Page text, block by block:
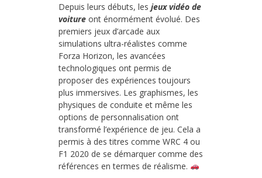
Depuis leurs débuts, les jeux vidéo de
voiture ont énormément évolué. Des
premiers jeux d’arcade aux
simulations ultra-réalistes comme
Forza Horizon, les avancées
technologiques ont permis de
proposer des expériences toujours
plus immersives. Les graphismes, les
physiques de conduite et même les
options de personnalisation ont
transformé l’expérience de jeu. Cela a
permis à des titres comme WRC 4 ou
F1 2020 de se démarquer comme des
références en termes de réalisme.